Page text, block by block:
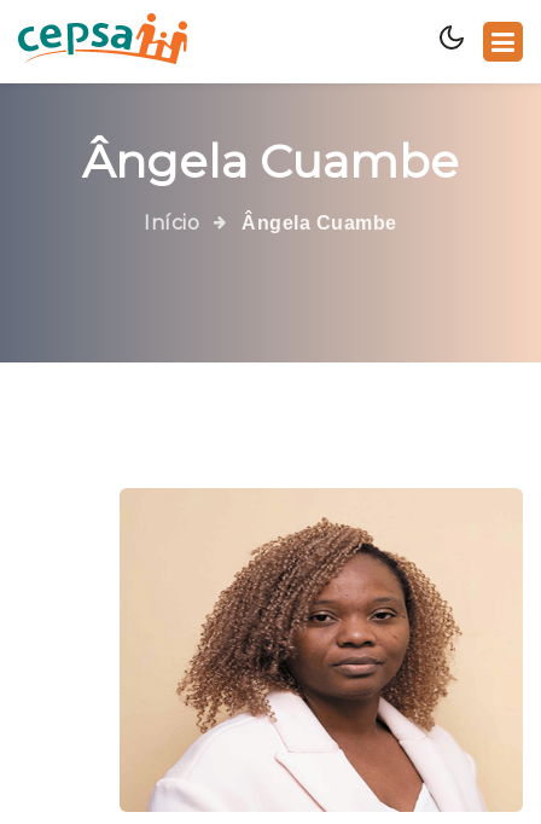
Ângela Cuambe
Início Ângela Cuambe